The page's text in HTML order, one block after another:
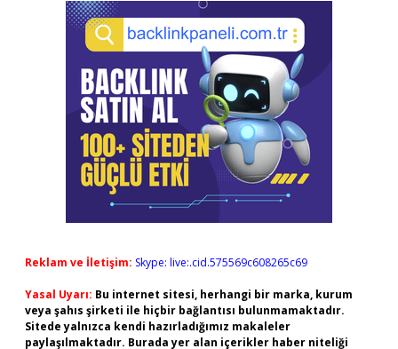
Reklam ve İletişim: Skype: live:.cid.575569c608265c69
Yasal Uyarı: Bu internet sitesi, herhangi bir marka, kurum
veya şahıs şirketi ile hiçbir bağlantısı bulunmamaktadır.
Sitede yalnızca kendi hazırladığımız makaleler
paylaşılmaktadır. Burada yer alan içerikler haber niteliği